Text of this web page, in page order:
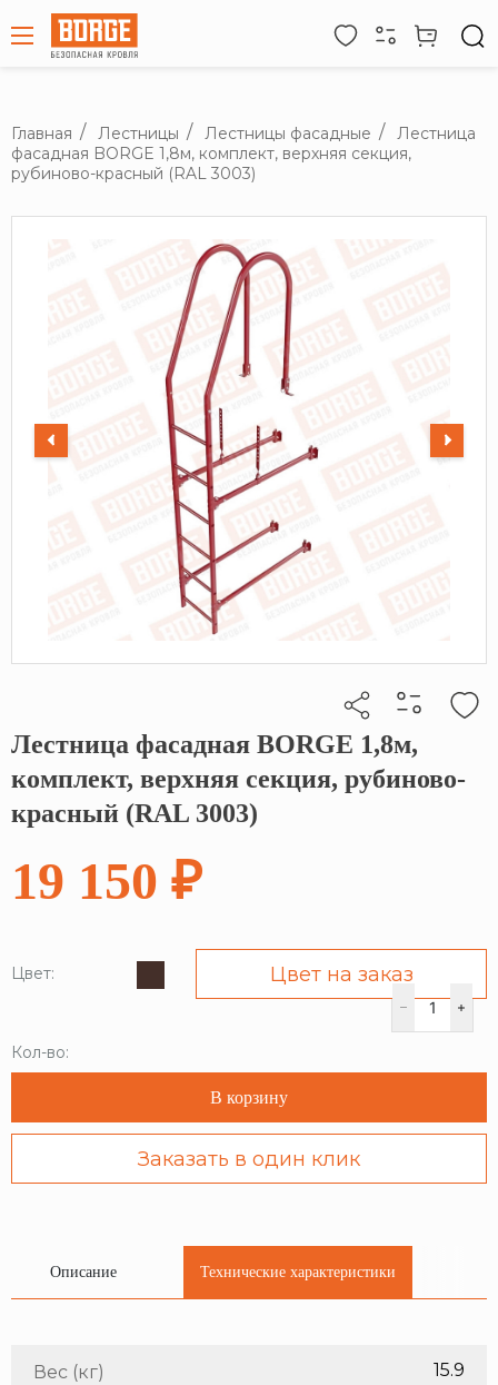
Главная Лестницы Лестницы фасадные
Лестница
фасадная BORGE 1,8м, комплект, верхняя секция,
рубиново-красный (RAL 3003)
Кликните, чтобы скопировать прямую ссылку
Лестница фасадная BORGE 1,8м,
комплект, верхняя секция, рубиново-
красный (RAL 3003)
19 150 ₽
Цвет: Цвет на заказ
Кол-во:
В корзину
Заказать в один клик
Описание Технические характеристики
Вес (кг) 15.9